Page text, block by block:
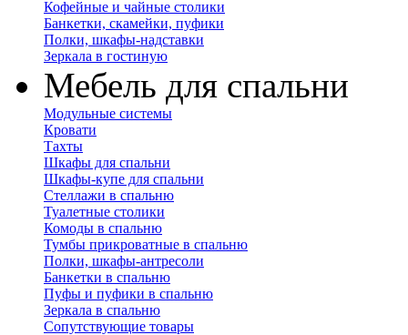
Кофейные и чайные столики
Банкетки, скамейки, пуфики
Полки, шкафы-надставки
Зеркала в гостиную
Мебель для спальни
Модульные системы
Кровати
Тахты
Шкафы для спальни
Шкафы-купе для спальни
Стеллажи в спальню
Туалетные столики
Комоды в спальню
Тумбы прикроватные в спальню
Полки, шкафы-антресоли
Банкетки в спальню
Пуфы и пуфики в спальню
Зеркала в спальню
Сопутствующие товары